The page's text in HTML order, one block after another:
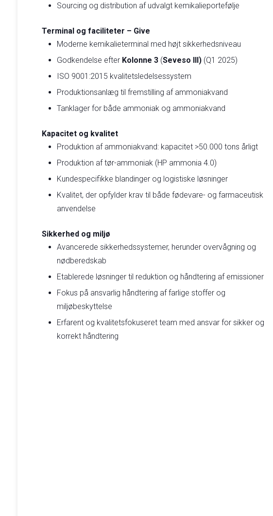
Sourcing og distribution af udvalgt kemikalieportefølje
Terminal og faciliteter – Give
Moderne kemikalieterminal med højt sikkerhedsniveau
Godkendelse efterKolonne 3(Seveso III)(Q1 2025)
ISO 9001:2015 kvalitetsledelsessystem
Produktionsanlæg til fremstilling af ammoniakvand
Tanklager for både ammoniak og ammoniakvand
Kapacitet og kvalitet
Produktion af ammoniakvand: kapacitet >50.000 tons årligt
Produktion af tør-ammoniak (HP ammonia 4.0)
Kundespecifikke blandinger og logistiske løsninger
Kvalitet, der opfylder krav til både fødevare- og farmaceutisk
anvendelse
Sikkerhed og miljø
Avancerede sikkerhedssystemer, herunder overvågning og
nødberedskab
Etablerede løsninger til reduktion og håndtering af emissioner
Fokus på ansvarlig håndtering af farlige stoffer og
miljøbeskyttelse
Erfarent og kvalitetsfokuseret team med ansvar for sikker og
korrekt håndtering